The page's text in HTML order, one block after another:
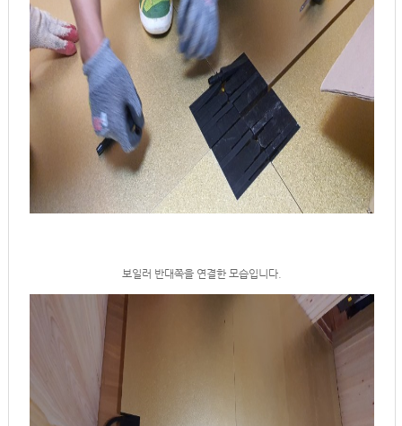
보일러 반대쪽을 연결한 모습입니다.